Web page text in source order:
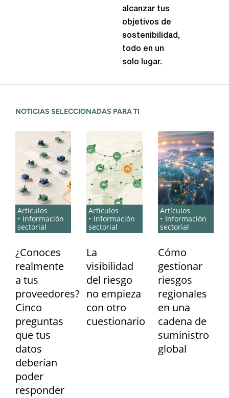
alcanzar tus
objetivos de
sostenibilidad,
todo en un
solo lugar.
NOTICIAS SELECCIONADAS PARA TI
Artículos
Información
sectorial
¿Conoces
realmente
a tus
proveedores?
Cinco
preguntas
que tus
datos
deberían
poder
responder
Artículos
Información
sectorial
La
visibilidad
del riesgo
no empieza
con otro
cuestionario
Artículos
Información
sectorial
Cómo
gestionar
riesgos
regionales
en una
cadena de
suministro
global